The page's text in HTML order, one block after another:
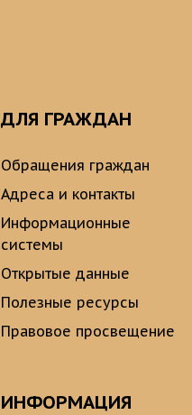
ДЛЯ ГРАЖДАН
Обращения граждан
Адреса и контакты
Информационные
системы
Открытые данные
Полезные ресурсы
Правовое просвещение
ИНФОРМАЦИЯ